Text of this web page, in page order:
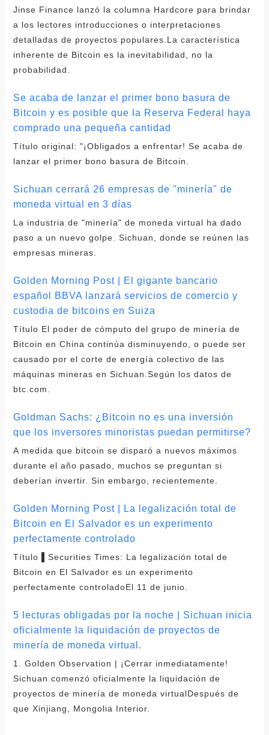
Jinse Finance lanzó la columna Hardcore para brindar
a los lectores introducciones o interpretaciones
detalladas de proyectos populares.La característica
inherente de Bitcoin es la inevitabilidad, no la
probabilidad.
Se acaba de lanzar el primer bono basura de
Bitcoin y es posible que la Reserva Federal haya
comprado una pequeña cantidad
Título original: "¡Obligados a enfrentar! Se acaba de
lanzar el primer bono basura de Bitcoin.
Sichuan cerrará 26 empresas de "minería" de
moneda virtual en 3 días
La industria de "minería" de moneda virtual ha dado
paso a un nuevo golpe. Sichuan, donde se reúnen las
empresas mineras.
Golden Morning Post | El gigante bancario
español BBVA lanzará servicios de comercio y
custodia de bitcoins en Suiza
Título El poder de cómputo del grupo de minería de
Bitcoin en China continúa disminuyendo, o puede ser
causado por el corte de energía colectivo de las
máquinas mineras en Sichuan.Según los datos de
btc.com.
Goldman Sachs: ¿Bitcoin no es una inversión
que los inversores minoristas puedan permitirse?
A medida que bitcoin se disparó a nuevos máximos
durante el año pasado, muchos se preguntan si
deberían invertir. Sin embargo, recientemente.
Golden Morning Post | La legalización total de
Bitcoin en El Salvador es un experimento
perfectamente controlado
Título ▌Securities Times: La legalización total de
Bitcoin en El Salvador es un experimento
perfectamente controladoEl 11 de junio.
5 lecturas obligadas por la noche | Sichuan inicia
oficialmente la liquidación de proyectos de
minería de moneda virtual.
1. Golden Observation | ¡Cerrar inmediatamente!
Sichuan comenzó oficialmente la liquidación de
proyectos de minería de moneda virtualDespués de
que Xinjiang, Mongolia Interior.